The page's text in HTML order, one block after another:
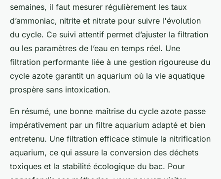
semaines, il faut mesurer régulièrement les taux
d’ammoniac, nitrite et nitrate pour suivre l'évolution
du cycle. Ce suivi attentif permet d’ajuster la filtration
ou les paramètres de l’eau en temps réel. Une
filtration performante liée à une gestion rigoureuse du
cycle azote garantit un aquarium où la vie aquatique
prospère sans intoxication.
En résumé, une bonne maîtrise du cycle azote passe
impérativement par un filtre aquarium adapté et bien
entretenu. Une filtration efficace stimule la nitrification
aquarium, ce qui assure la conversion des déchets
toxiques et la stabilité écologique du bac. Pour